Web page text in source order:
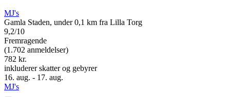
MJ's
Gamla Staden, under 0,1 km fra Lilla Torg
9,2/10
Fremragende
(1.702 anmeldelser)
782 kr.
inkluderer skatter og gebyrer
16. aug. - 17. aug.
MJ's